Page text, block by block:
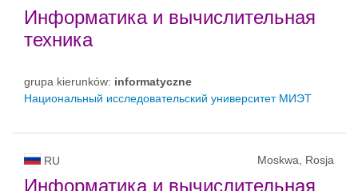
Информатика и вычислительная
техника
grupa kierunków: informatyczne
Национальный исследовательский университет МИЭТ
RU Moskwa, Rosja
Информатика и вычислительная